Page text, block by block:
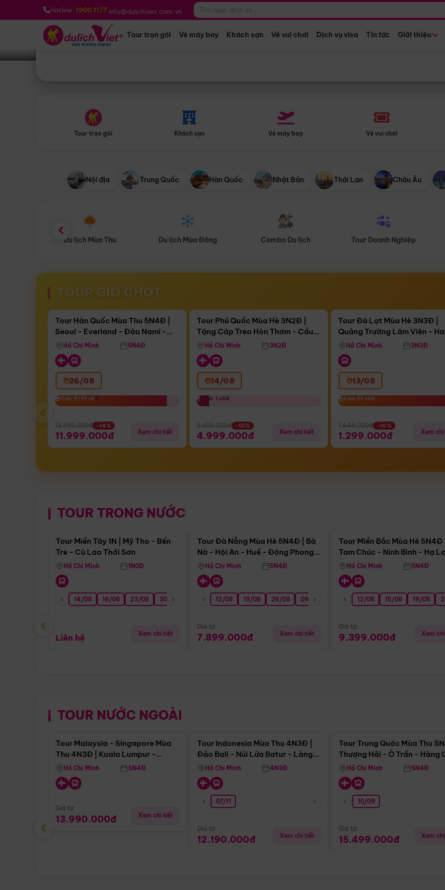
Hotline: 1900 1177 info@dulichviet.com.vn
Tour trọn gói Vé máy bay Khách sạn Vé vui chơi Dịch vụ visa Tin tức Giới thiệu
Bạn muốn đi đâu? *
Tour trọn gói Khách sạn Vé máy bay Vé vui chơi
Nội địa Trung Quốc Hàn Quốc Nhật Bản Thái Lan Châu Âu
Du lịch Mùa Đông Combo Du lịch Tour Doanh Nghiệp Du lịch Hành Hương
TOUR GIỜ CHÓT
Còn17 ngày 06:58:19
Bay Sun Phuquoc Airways
Điểm nổi bật
Tour Hàn Quốc Mùa Thu 5N4Đ |
Seoul - Everland - Đảo Nami -
Tháp Namsan (Bay Sun Phuquoc
Airways)
Hồ Chí Minh 5N4Đ
26/08
Còn 9/10 chỗ
Còn 9/10 chỗ
13.999.000đ -14%
11.999.000đ Xem chi tiết
Còn05 ngày 06:58:19
Tặng Cáp Treo Hòn Thơm
Tour Phú Quốc Mùa Hè 3N2Đ |
Tặng Cáp Treo Hòn Thơm - Cầu
Hôn - Công Viên Nước Aquatopia
Hồ Chí Minh 3N2Đ
14/08
Còn 1 chỗ
Còn 1 chỗ
5.555.000đ -10%
4.999.000đ Xem chi tiết
Còn04 ngày 06:58:19
Tour Đà Lạt Mùa Hè 3N3Đ |
Quảng Trường Lâm Viên -
Hill - Puppy Farm
Hồ Chí Minh 3N3Đ
13/08
Còn 10 chỗ
Còn 10 chỗ
1.444.000đ -10%
1.299.000đ Xem
‹
TOUR TRONG NƯỚC
Điểm nổi bật
Tour Miền Tây 1N | Mỹ Tho - Bến
Tre - Cù Lao Thới Sơn
Hồ Chí Minh 1N0Đ
14/08 16/08 23/08 30/08 06/09 13/09 20/09 27/09
Liên hệ Xem chi tiết
Tour Đà Nẵng Mùa Hè 5N4Đ | Bà
Nà - Hội An - Huế - Động Phong
NhaHồ Chí Minh 5N4Đ
12/08 19/08 26/08 09/09 16/09 23/09 30/09 07/10
Giá từ:
7.899.000đ Xem chi tiết
Tour Miền Bắc Mùa Hè 5N4Đ |
Tam Chúc - Ninh Bình - Hạ
Hồ Chí Minh 5N4Đ
12/08 15/08 19/08
Giá từ:
9.399.000đ Xem
‹
TOUR NƯỚC NGOÀI
Điểm nổi bật
Tour Malaysia - Singapore Mùa
Thu 4N3Đ | Kuala Lumpur -
Malacca - Johor Baru -
Singapore
Hồ Chí Minh 5N4Đ
Giá từ:
13.990.000đ Xem chi tiết
Tour Indonesia Mùa Thu 4N3Đ |
Đảo Bali - Núi Lửa Batur - Làng
Penglipuran
Hồ Chí Minh 4N3Đ
07/11
Giá từ:
12.190.000đ Xem chi tiết
Tour Trung Quôc Mùa Thu
Thượng Hải - Ô Trấn - Hàng
(Tour Không Shopping)
Hồ Chí Minh 5N4Đ
10/09
Giá từ:
15.499.000đ Xem
‹